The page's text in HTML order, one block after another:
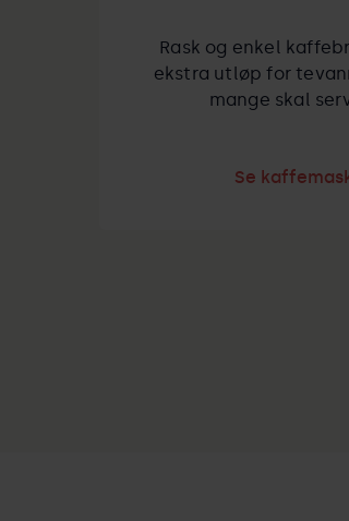
Rask og enkel
ekstra utløp for
mange skal
Se